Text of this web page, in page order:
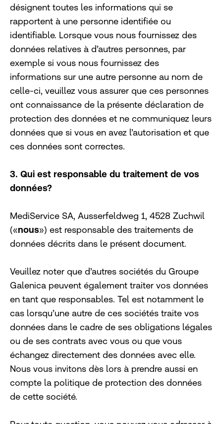
désignent toutes les informations qui se
rapportent à une personne identifiée ou
identifiable. Lorsque vous nous fournissez des
données relatives à d’autres personnes, par
exemple si vous nous fournissez des
informations sur une autre personne au nom de
celle-ci, veuillez vous assurer que ces personnes
ont connaissance de la présente déclaration de
protection des données et ne communiquez leurs
données que si vous en avez l’autorisation et que
ces données sont correctes.
3. Qui est responsable du traitement de vos
données?
MediService SA, Ausserfeldweg 1, 4528 Zuchwil
(«nous») est responsable des traitements de
données décrits dans le présent document.
Veuillez noter que d’autres sociétés du Groupe
Galenica peuvent également traiter vos données
en tant que responsables. Tel est notamment le
cas lorsqu’une autre de ces sociétés traite vos
données dans le cadre de ses obligations légales
ou de ses contrats avec vous ou que vous
échangez directement des données avec elle.
Nous vous invitons dès lors à prendre aussi en
compte la politique de protection des données
de cette société.